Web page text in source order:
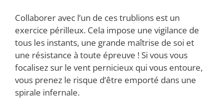
Collaborer avec l’un de ces trublions est un
exercice périlleux. Cela impose une vigilance de
tous les instants, une grande maîtrise de soi et
une résistance à toute épreuve ! Si vous vous
focalisez sur le vent pernicieux qui vous entoure,
vous prenez le risque d’être emporté dans une
spirale infernale.